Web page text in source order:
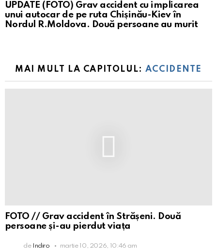
UPDATE (FOTO) Grav accident cu implicarea
unui autocar de pe ruta Chișinău-Kiev în
Nordul R.Moldova. Două persoane au murit
MAI MULT LA CAPITOLUL: ACCIDENTE
FOTO // Grav accident în Strășeni. Două
persoane și-au pierdut viața
de Indiro martie 10, 2026, 10:46 am